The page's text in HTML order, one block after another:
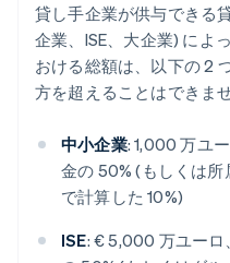
貸し手企業が供与できる
企業、ISE、大企業) によ
おける総額は、以下の 2
方を超えることはできませ
中小企業: 1,000 万ユ
金の 50% (もしくは
で計算した 10%)
ISE: € 5,000 万ユーロ